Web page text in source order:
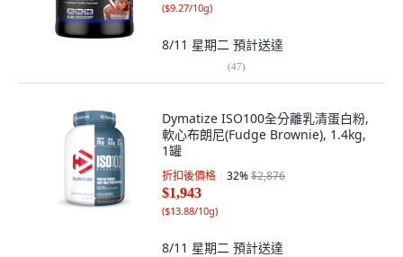
($9.27/10g)
8/11 星期二 預計送達
(47)
Dymatize ISO100全分離乳清蛋白粉,
軟心布朗尼(Fudge Brownie), 1.4kg,
1罐
折扣後價格 32%$2,876
$1,943
($13.88/10g)
8/11 星期二 預計送達